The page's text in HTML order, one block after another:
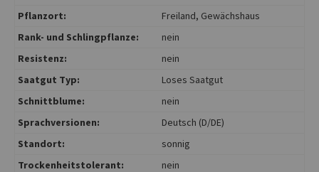
Pflanzort:
Freiland, Gewächshaus
Rank- und Schlingpflanze:
nein
Resistenz:
nein
Saatgut Typ:
Loses Saatgut
Schnittblume:
nein
Sprachversionen:
Deutsch (D/DE)
Standort:
sonnig
Trockenheitstolerant:
nein